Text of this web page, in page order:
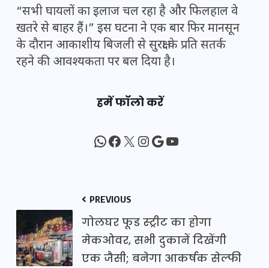
“सभी घायलों का इलाज चल रहा है और फिलहाल वे
खतरे से बाहर हैं।” इस घटना ने एक बार फिर मानसून
के दौरान आकाशीय बिजली से सुरक्षा के प्रति सतर्क
रहने की आवश्यकता पर बल दिया है।
हमें फॉलो करें
WhatsApp
Facebook
X Instagram
Google
YouTube
PREVIOUS
गोलघर फूड स्ट्रीट का होगा
मेकओवर, सभी दुकानें दिखेंगी
एक जैसी; बनेगा आकर्षक सेल्फी